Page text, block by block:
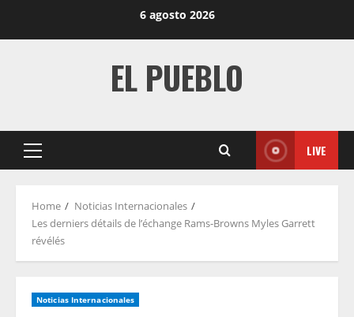
6 agosto 2026
EL PUEBLO
Primary
LIVE
Home
Noticias Internacionales
Les derniers détails de l’échange Rams-Browns Myles Garrett
révélés
Noticias Internacionales